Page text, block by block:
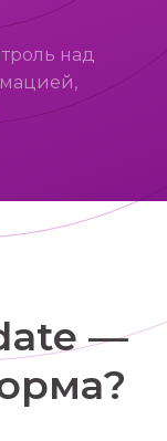
над
—